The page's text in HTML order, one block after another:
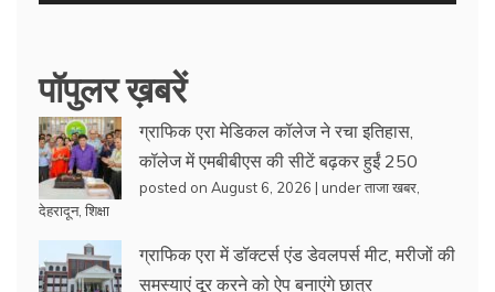
पॉपुलर ख़बरें
ग्राफिक एरा मेडिकल कॉलेज ने रचा इतिहास,
कॉलेज में एमबीबीएस की सीटें बढ़कर हुईं 250
posted on August 6, 2026 | underताजा खबर
देहरादून, शिक्षा
ग्राफिक एरा में डॉक्टर्स एंड डेवलपर्स मीट, मरीजों की
समस्याएं दूर करने को ऐप बनाएंगे छात्र